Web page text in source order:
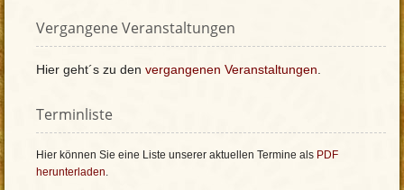
Vergangene Veranstaltungen
Hier geht´s zu den vergangenen Veranstaltungen
Terminliste
Hier können Sie eine Liste unserer aktuellen Termine als PDF
herunterladen.